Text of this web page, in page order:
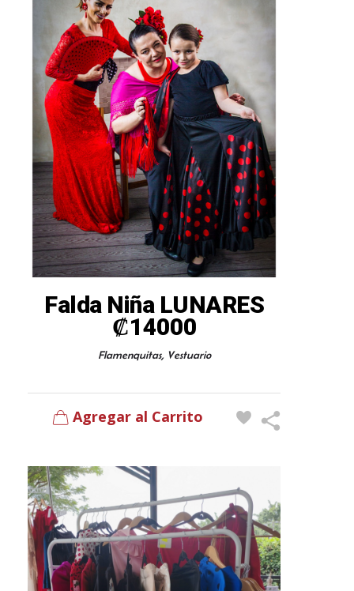
Falda Niña LUNARES
₡14000
Flamenquitas, Vestuario
Agregar al Carrito